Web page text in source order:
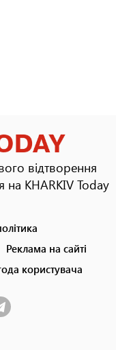
відтворення
на KHARKIV Today
Реклама на сайті
користувача